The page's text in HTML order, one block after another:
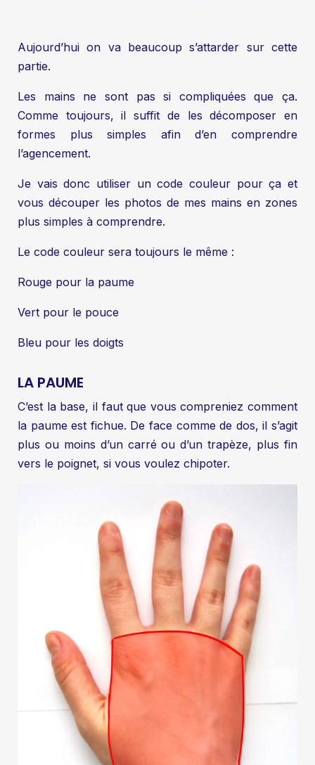
Aujourd’hui on va beaucoup s’attarder sur cette
partie.
Les mains ne sont pas si compliquées que ça.
Comme toujours, il suffit de les décomposer en
formes plus simples afin d’en comprendre
l’agencement.
Je vais donc utiliser un code couleur pour ça et
vous découper les photos de mes mains en zones
plus simples à comprendre.
Le code couleur sera toujours le même :
Rouge pour la paume
Vert pour le pouce
Bleu pour les doigts
LA PAUME
C’est la base, il faut que vous compreniez comment
la paume est fichue. De face comme de dos, il s’agit
plus ou moins d’un carré ou d’un trapèze, plus fin
vers le poignet, si vous voulez chipoter.